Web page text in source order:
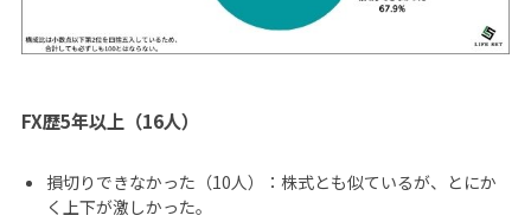
FX歴5年以上（16人）
損切りできなかった（10人）：株式とも似ているが、とにか
く上下が激しかった。